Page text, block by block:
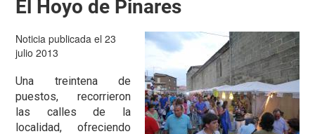
El Hoyo de Pinares
Noticia publicada el 23
julio 2013
Una treintena de
puestos, recorrieron
las calles de la
localidad, ofreciendo